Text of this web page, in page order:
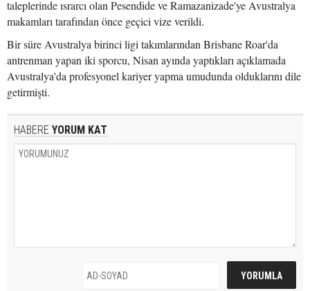
taleplerinde ısrarcı olan Pesendide ve Ramazanizade'ye Avustralya
makamları tarafından önce geçici vize verildi.
Bir süre Avustralya birinci ligi takımlarından Brisbane Roar'da
antrenman yapan iki sporcu, Nisan ayında yaptıkları açıklamada
Avustralya'da profesyonel kariyer yapma umudunda olduklarını dile
getirmişti.
HABERE YORUM KAT